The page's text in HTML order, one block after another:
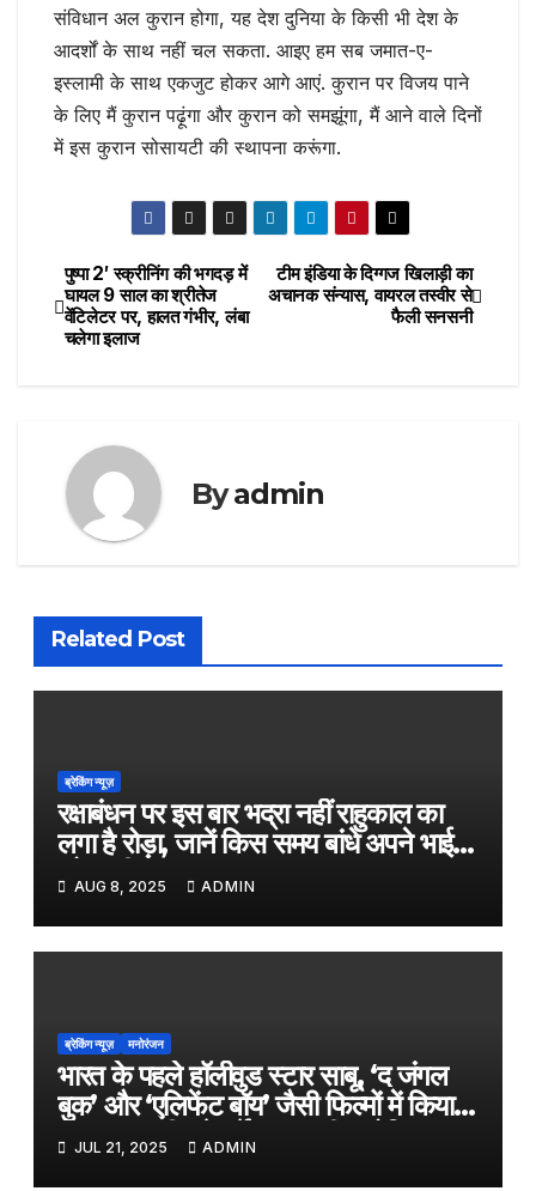
संविधान अल कुरान होगा, यह देश दुनिया के किसी भी देश के
आदर्शों के साथ नहीं चल सकता. आइए हम सब जमात-ए-
इस्लामी के साथ एकजुट होकर आगे आएं. कुरान पर विजय पाने
के लिए मैं कुरान पढ़ूंगा और कुरान को समझूंगा, मैं आने वाले दिनों
में इस कुरान सोसायटी की स्थापना करूंगा.
Post
navigation
टीम इंडिया के दिग्गज खिलाड़ी का
अचानक संन्यास, वायरल तस्वीर से
फैली सनसनी
पुष्पा 2′ स्क्रीनिंग की भगदड़ में
घायल 9 साल का श्रीतेज
वेंटिलेटर पर, हालत गंभीर, लंबा
चलेगा इलाज
Byadmin
Related Post
ब्रेकिंग न्यूज़
रक्षाबंधन पर इस बार भद्रा नहीं राहुकाल का
लगा है रोड़ा, जानें किस समय बांधे अपने भाई
को राखी
AUG 8, 2025 ADMIN
ब्रेकिंग न्यूज़ मनोरंजन
भारत के पहले हॉलीवुड स्टार साबू, ‘द जंगल
बुक’ और ‘एलिफेंट बॉय’ जैसी फिल्मों में किया
काम, जल्द ही बड़े पर्दे पर आएगी बायोपिक
JUL 21, 2025 ADMIN